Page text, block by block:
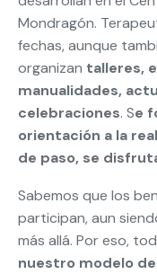
Mondragón.
fechas, aunque
organizan talleres,
manualidades,
celebraciones. Se
orientación a la
de paso, se
Sabemos que los
participan, aun
más allá. Por eso,
nuestro modelo